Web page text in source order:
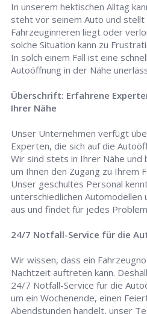
In unserem hektischen Alltag
steht vor seinem Auto und
Fahrzeuginneren liegt oder
solche Situation kann zu
In solch einem Fall ist eine
Autoöffnung in der Nähe
Überschrift: Erfahrene
Ihrer Nähe
Unser Unternehmen verfügt
Experten, die sich auf die
Wir sind stets in Ihrer Nähe und
um Ihnen den Zugang zu Ihrem
Unser geschultes Personal
unterschiedlichen Automodellen
aus und findet für jedes
24/7 Notfall-Service für die
Wir wissen, dass ein
Nachtzeit auftreten kann.
24/7 Notfall-Service für die
um ein Wochenende, einen
Abendstunden handelt, unser